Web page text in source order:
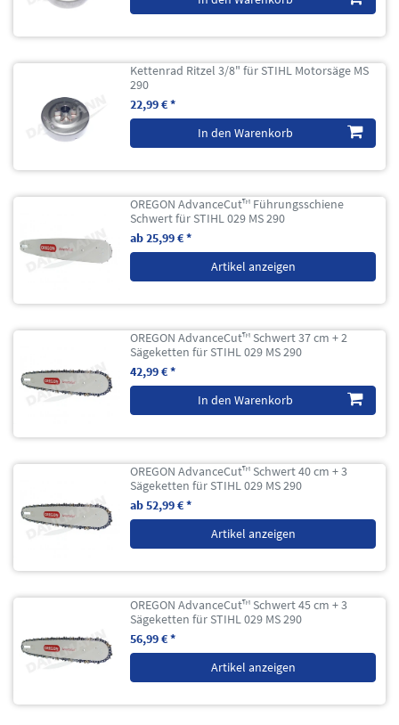
Kettenrad Ritzel 3/8" für STIHL Motorsäge MS
290
22,99 € *
In den Warenkorb
OREGON AdvanceCut™ Führungsschiene
Schwert für STIHL 029 MS 290
ab 25,99 € *
Artikel anzeigen
OREGON AdvanceCut™ Schwert 37 cm + 2
Sägeketten für STIHL 029 MS 290
42,99 € *
In den Warenkorb
OREGON AdvanceCut™ Schwert 40 cm + 3
Sägeketten für STIHL 029 MS 290
ab 52,99 € *
Artikel anzeigen
OREGON AdvanceCut™ Schwert 45 cm + 3
Sägeketten für STIHL 029 MS 290
56,99 € *
Artikel anzeigen